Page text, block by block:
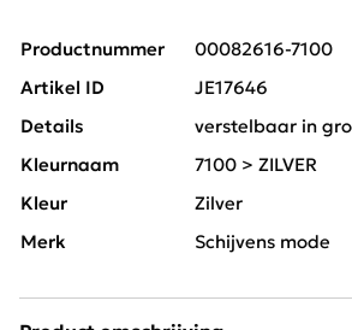
Productnummer
00082616-7100
Artikel ID
JE17646
Details
verstelbaar in
Kleurnaam
7100 > ZILVER
Kleur
Zilver
Merk
Schijvens mode